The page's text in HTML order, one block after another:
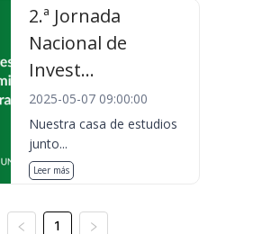
2.ª Jornada
Nacional de
Invest...
2025-05-07 09:00:00
Nuestra casa de estudios
junto...
Leer más
1